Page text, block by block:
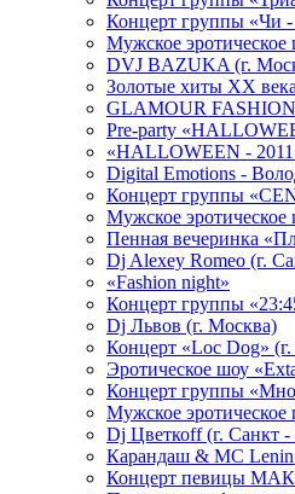
Концерт группы «Чи
Мужское
DVJ BAZUKA (г.
Золотые хиты XX века
GLAMOUR
Pre-party
«HALLOWEEN -
Digital Emotions -
Концерт группы
Мужское
Пенная вечеринка
Dj Alexey Romeo (г.
«Fashion night»
Концерт группы
Dj Львов (г. Москва)
Концерт «Loc Dog»
Эротическое шоу
Концерт группы
Мужское
Dj Цветкоff (г. Санкт -
Карандаш & МС
Концерт певицы